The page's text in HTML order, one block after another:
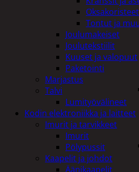
Oksakoristeet
Tontut ja
Joulumakeiset
Joulutekstiilit
Kuuset ja valopuut
Paketointi
Marjastus
Talvi
Lumityövälineet
Kodin elektroniikka ja laitteet
Imurit ja tarvikkeet
Imurit
Pölypussit
Kaapelit ja johdot
Äänikaapelit